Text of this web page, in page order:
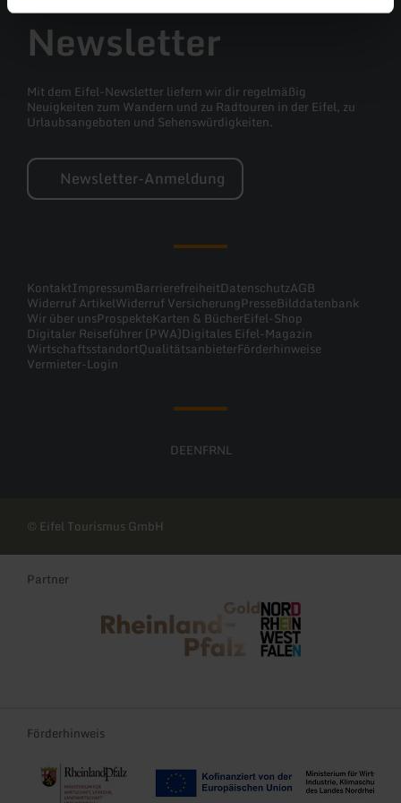
Newsletter
Mit dem Eifel-Newsletter liefern wir dir regelmäßig
Neuigkeiten zum Wandern und zu Radtouren in der Eifel, zu
Urlaubsangeboten und Sehenswürdigkeiten.
Newsletter-Anmeldung
KontaktImpressumBarrierefreiheitDatenschutzAGB
Widerruf ArtikelWiderruf VersicherungPresseBilddatenbank
Wir über unsProspekteKarten & BücherEifel-Shop
Digitaler Reiseführer (PWA)Digitales Eifel-Magazin
WirtschaftsstandortQualitätsanbieterFörderhinweise
Vermieter-Login
DEENFRNL
© Eifel Tourismus GmbH
Partner
Rheinland-Pfalz Tourismus NRW Tourismus
Förderhinweis
Re-Start und Transformation der Tourismusregionen Rheinland-